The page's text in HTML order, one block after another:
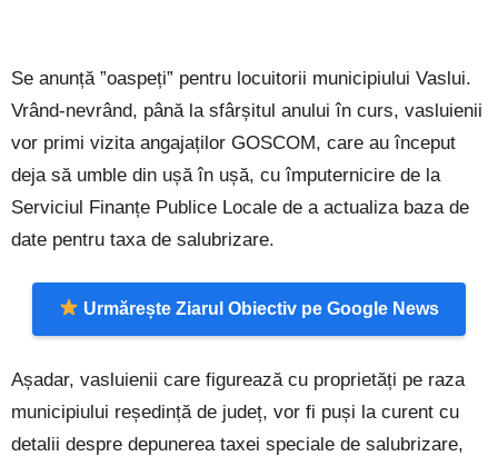
Se anunță ”oaspeți” pentru locuitorii municipiului Vaslui.
Vrând-nevrând, până la sfârșitul anului în curs, vasluienii
vor primi vizita angajaților GOSCOM, care au început
deja să umble din ușă în ușă, cu împuternicire de la
Serviciul Finanțe Publice Locale de a actualiza baza de
date pentru taxa de salubrizare.
Urmărește Ziarul Obiectiv pe Google News
Așadar, vasluienii care figurează cu proprietăți pe raza
municipiului reședință de județ, vor fi puși la curent cu
detalii despre depunerea taxei speciale de salubrizare,